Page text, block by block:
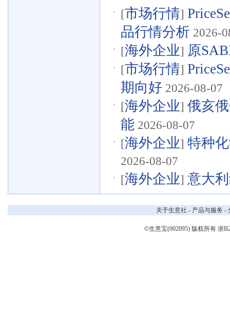
[市场行情]
品行情分析 2026-
[海外企业] 原
[市场行情]
期向好 2026-08-07
[海外企业] 俄亥
能 2026-08-07
[海外企业] 特种
2026-08-07
[海外企业] 意大
关于生意社 - 产品与服务 -
©生意宝(002095) 版权所有 浙